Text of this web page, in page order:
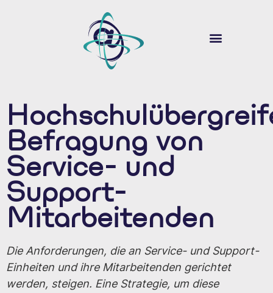
Befragung von
Service- und
Support-
Mitarbeitenden
Die Anforderungen, die an Service- und Support-
Einheiten und ihre Mitarbeitenden gerichtet
werden, steigen. Eine Strategie, um diese